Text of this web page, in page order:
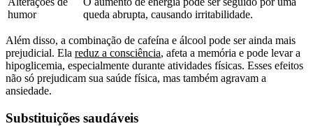
humor
queda abrupta, causando irritabilidade.
Além disso, a combinação de cafeína e álcool pode ser ainda mais
prejudicial. Ela reduz a consciência, afeta a memória e pode levar a
hipoglicemia, especialmente durante atividades físicas. Esses efeitos
não só prejudicam sua saúde física, mas também agravam a
ansiedade.
Substituições saudáveis